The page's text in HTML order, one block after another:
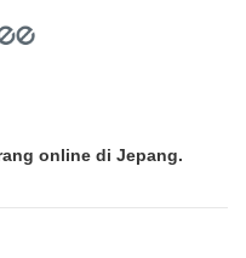
online di Jepang.